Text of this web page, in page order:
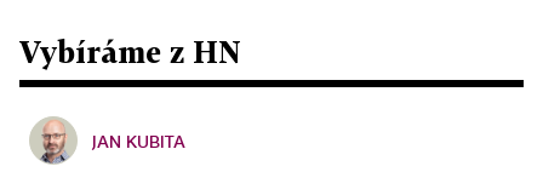
Vybíráme z HN
JAN KUBITA